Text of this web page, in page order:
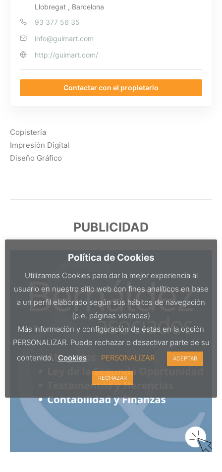
Llobregat , Barcelona
93 377 56 35
info@guimart.com
http://guimart.com/
Contactar con el propietario
Copistería
Impresión Digital
Diseño Gráfico
PUBLICIDAD
Política de Cookies
Utilizamos Cookies para dar la mejor experiencia al
usuario en nuestro sitio web con fines analíticos en base
a un perfil elaborado según sus hábitos de navegación
(p.e. páginas visitadas)
Más información y configuración de éstas en la opción
PERSONALIZAR. Puede rechazar o desactivar parte de su
contenido. Cookies PERSONALIZAR ACEPTAR
RECHAZAR